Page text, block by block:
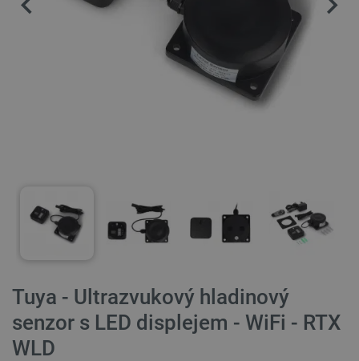
Tuya - Ultrazvukový hladinový
senzor s LED displejem - WiFi - RTX
WLD